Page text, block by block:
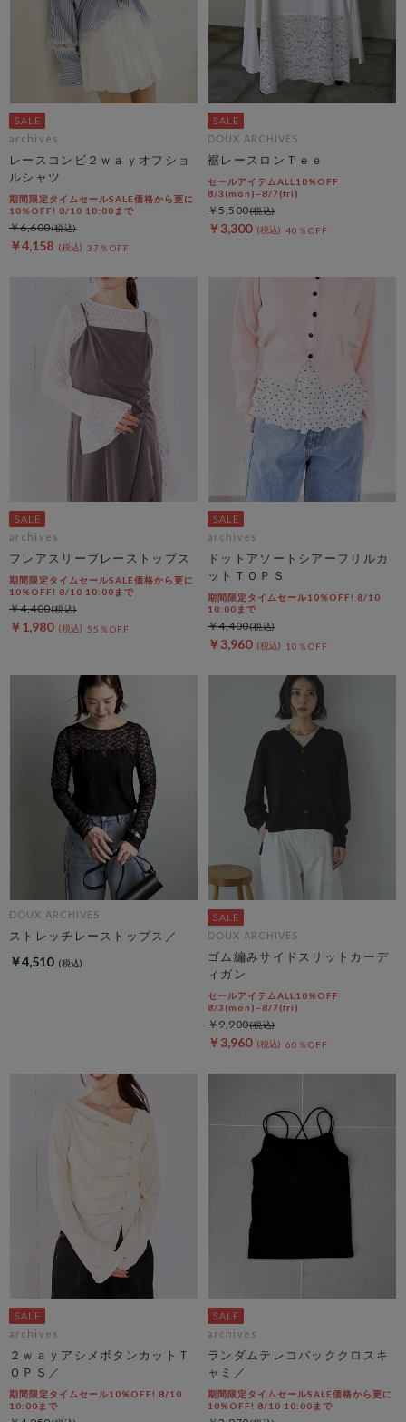
archives
レースコンビ２ｗａｙオフショ
ルシャツ
期間限定タイムセールSALE価格から更に
10%OFF! 8/10 10:00まで
￥4,158 37％OFF
￥6,600
DOUX ARCHIVES
裾レースロンＴｅｅ
セールアイテムALL10%OFF
8/3(mon)~8/7(fri)
￥3,300 40％OFF
￥5,500
archives
フレアスリーブレーストップス
期間限定タイムセールSALE価格から更に
10%OFF! 8/10 10:00まで
￥1,980 55％OFF
￥4,400
archives
ドットアソートシアーフリルカ
ットＴＯＰＳ
期間限定タイムセール10%OFF! 8/10
10:00まで
￥3,960 10％OFF
￥4,400
DOUX ARCHIVES
ストレッチレーストップス／
￥4,510
DOUX ARCHIVES
ゴム編みサイドスリットカーデ
ィガン
セールアイテムALL10%OFF
8/3(mon)~8/7(fri)
￥3,960 60％OFF
￥9,900
archives
２ｗａｙアシメボタンカットＴ
ＯＰＳ／
期間限定タイムセール10%OFF! 8/10
10:00まで
archives
ランダムテレコバッククロスキ
ャミ／
期間限定タイムセールSALE価格から更に
10%OFF! 8/10 10:00まで